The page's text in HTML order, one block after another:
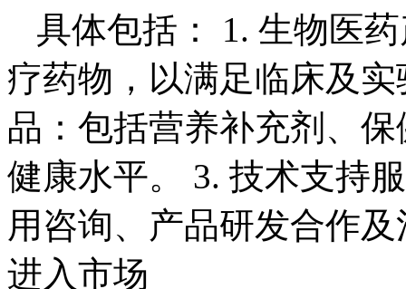
具体包括： 1. 生物医
疗药物，以满足临床及
品：包括营养补充剂、
健康水平。 3. 技术支持
用咨询、产品研发合作
进入市场